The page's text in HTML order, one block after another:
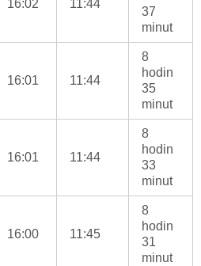
16:02 11:44
37
minut
16:01 11:44
8
hodin
35
minut
16:01 11:44
8
hodin
33
minut
16:00 11:45
8
hodin
31
minut